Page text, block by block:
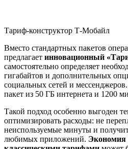
Тариф-конструктор Т-Мобайл
Вместо стандартных пакетов
предлагает инновационный
самостоятельно определяет
гигабайтов и дополнительных
социальных сетей и мессенджеров
пакет из 50 ГБ интернета и 1200
Такой подход особенно выгоден
оптимизировать расходы: не
неиспользуемые минуты и
любимых приложений. Экономия